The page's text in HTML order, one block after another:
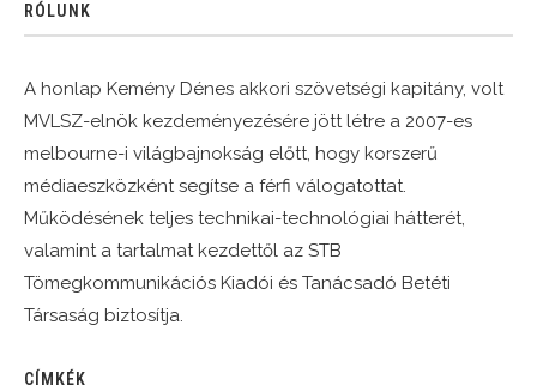
RÓLUNK
A honlap Kemény Dénes akkori szövetségi kapitány, volt
MVLSZ-elnök kezdeményezésére jött létre a 2007-es
melbourne-i világbajnokság előtt, hogy korszerű
médiaeszközként segítse a férfi válogatottat.
Működésének teljes technikai-technológiai hátterét,
valamint a tartalmat kezdettől az STB
Tömegkommunikációs Kiadói és Tanácsadó Betéti
Társaság biztosítja.
CÍMKÉK